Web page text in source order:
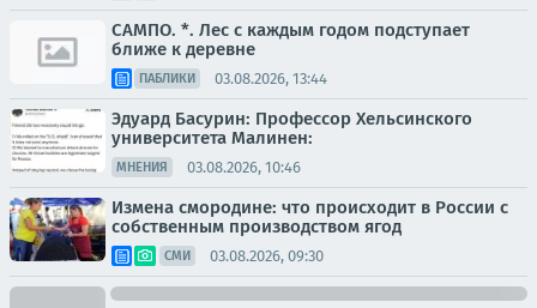
САМПО. *. Лес с каждым годом подступает
ближе к деревне
ПАБЛИКИ 03.08.2026, 13:44
Эдуард Басурин: Профессор Хельсинского
университета Малинен:
МНЕНИЯ 03.08.2026, 10:46
Измена смородине: что происходит в России с
собственным производством ягод
СМИ 03.08.2026, 09:30